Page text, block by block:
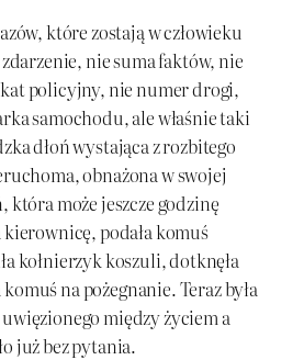
które zostają w człowieku
zdarzenie, nie suma faktów, nie
policyjny, nie numer drogi,
samochodu, ale właśnie taki
dłoń wystająca z rozbitego
obnażona w swojej
która może jeszcze godzinę
podała komuś
kołnierzyk koszuli, dotknęła
na pożegnanie. Teraz była
między życiem a
już bez pytania.